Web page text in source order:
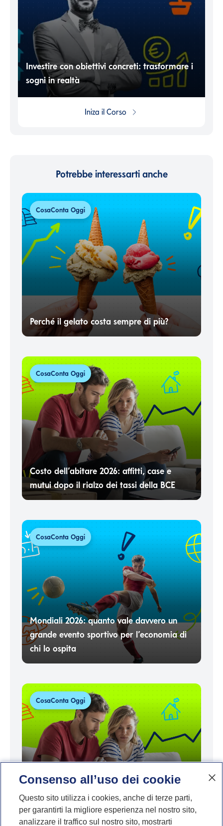
Investire con obiettivi concreti: trasformare i
sogni in realtà
Iniza il Corso
Potrebbe interessarti anche
CosaConta Oggi
Perché il gelato costa sempre di più?
CosaConta Oggi
Costo dell’abitare 2026: affitti, case e
mutui dopo il rialzo dei tassi della BCE
CosaConta Oggi
Mondiali 2026: quanto vale davvero un
grande evento sportivo per l’economia di
chi lo ospita
CosaConta Oggi
Inflazione, affitti e prezzi delle case in
Italia: perché il costo dell’abitare continua
a salire
Consenso all’uso dei cookie
Questo sito utilizza i cookies, anche di terze parti,
per garantirti la migliore esperienza nel nostro sito,
analizzare il traffico sul nostro sito, mostrarti